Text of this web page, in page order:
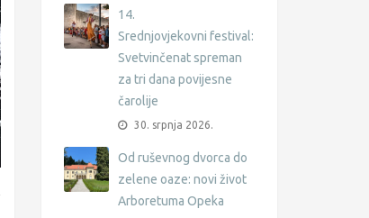
14.
Srednjovjekovni festival:
Svetvinčenat spreman
za tri dana povijesne
čarolije
30. srpnja 2026.
Od ruševnog dvorca do
zelene oaze: novi život
Arboretuma Opeka